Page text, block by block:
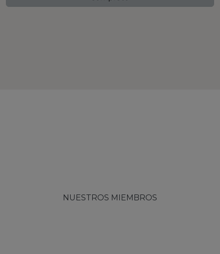
NUESTROS MIEMBROS